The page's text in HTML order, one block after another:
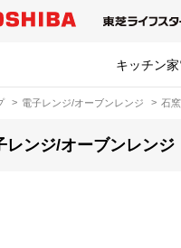
キッチン
電子レンジ/オーブンレンジ 石
レンジ/オーブンレンジ